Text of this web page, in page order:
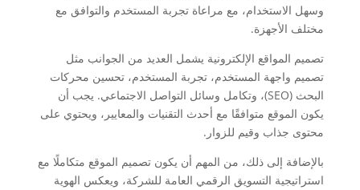
وسهل الاستخدام، مع مراعاة تجربة المستخدم والتوافق مع
مختلف الأجهزة.
تصميم المواقع الإلكترونية يشمل العديد من الجوانب مثل
تصميم واجهة المستخدم، تجربة المستخدم، تحسين محركات
البحث (SEO)، وتكامل وسائل التواصل الاجتماعي. يجب أن
يكون الموقع متوافقًا مع أحدث التقنيات والمعايير، ويحتوي على
محتوى جذاب وقيم للزوار.
بالإضافة إلى ذلك، من المهم أن يكون تصميم الموقع متكاملًا مع
استراتيجية التسويق الرقمي العامة للشركة، ويعكس الهوية